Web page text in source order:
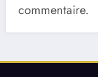
commentaire.